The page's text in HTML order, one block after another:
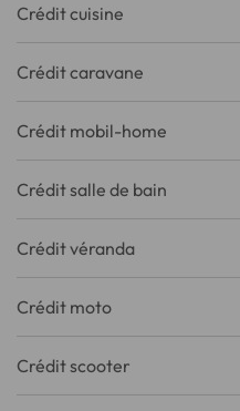
Crédit cuisine
Crédit caravane
Crédit mobil-home
Crédit salle de bain
Crédit véranda
Crédit moto
Crédit scooter